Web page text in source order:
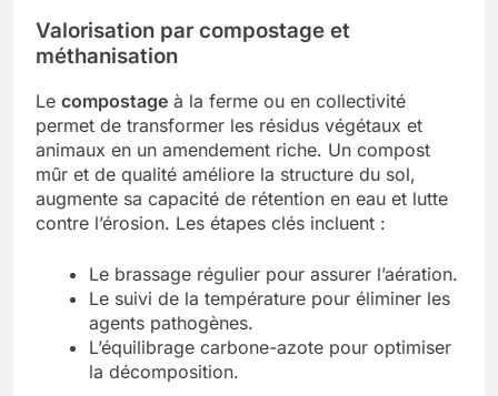
Valorisation par compostage et
méthanisation
Le compostage à la ferme ou en collectivité
permet de transformer les résidus végétaux et
animaux en un amendement riche. Un compost
mûr et de qualité améliore la structure du sol,
augmente sa capacité de rétention en eau et lutte
contre l’érosion. Les étapes clés incluent :
Le brassage régulier pour assurer l’aération.
Le suivi de la température pour éliminer les
agents pathogènes.
L’équilibrage carbone-azote pour optimiser
la décomposition.